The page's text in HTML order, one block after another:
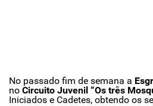
No passado fim de semana a
no Circuito Juvenil “Os três
Iniciados e Cadetes, obtendo os